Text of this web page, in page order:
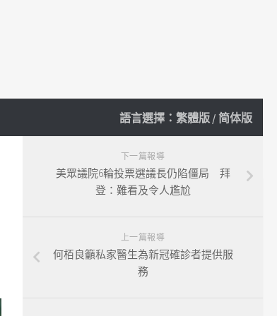
語言選擇： 繁體版 / 简体版
下一篇報導
美眾議院6輪投票選議長仍陷僵局 拜
登：難看及令人尷尬
上一篇報導
何栢良籲私家醫生為新冠確診者提供服
務